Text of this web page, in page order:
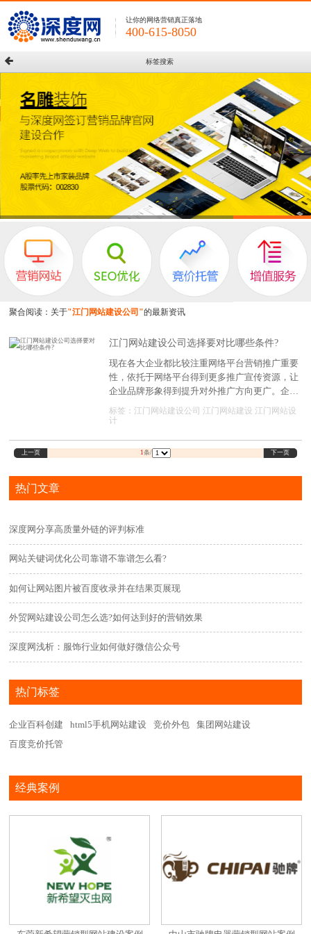
让你的网络营销真正落地
400-615-8050
标签搜索
聚合阅读：关于"江门网站建设公司"的最新资讯
江门网站建设公司选择要对比哪些条件?
现在各大企业都比较注重网络平台营销推广重要
性，依托于网络平台得到更多推广宣传资源，让
企业品牌形象得到提升对外推广方向更广。企业
通过建设官方网站这种方式能传达经营理念，选
择江门专业建站公司提供网站建设服务很重要。
标签： 江门网站建设公司 江门网站建设 江门网站设
计
上一页 1条/ 下一页
热门文章
深度网分享高质量外链的评判标准
网站关键词优化公司靠谱不靠谱怎么看?
如何让网站图片被百度收录并在结果页展现
外贸网站建设公司怎么选?如何达到好的营销效果
深度网浅析：服饰行业如何做好微信公众号
热门标签
企业百科创建 html5手机网站建设 竞价外包
集团网站建设
百度竞价托管
经典案例